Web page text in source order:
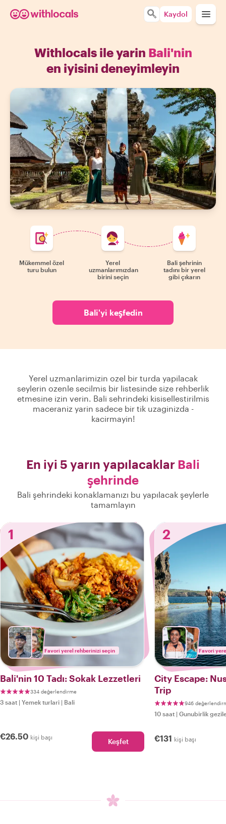
Kaydol
Withlocals ile yarin Bali'nin
en iyisini deneyimleyin
Mükemmel özel
turu bulun
Yerel
uzmanlarımızdan
birini seçin
Bali şehrinin
tadını bir yerel
gibi çıkarın
Bali'yi keşfedin
Yerel uzmanlarimizin ozel bir turda yapilacak
seylerin ozenle secilmis bir listesinde size rehberlik
etmesine izin verin. Bali sehrindeki kisisellestirilmis
maceraniz yarin sadece bir tik uzaginizda -
kacirmayin!
En iyi 5 yarın yapılacaklar Bali
şehrinde
Bali şehrindeki konaklamanızı bu yapılacak şeylerle
tamamlayın
1
Favori yerel rehberinizi seçin
Bali'nin 10 Tadı: Sokak Lezzetleri
334 değerlendirme
3 saat | Yemek turlari | Bali
€26.50 kişi başı Keşfet
2
Favori
City Escape:
Trip
946
10 saat | Gunubirlik
€131 kişi başı